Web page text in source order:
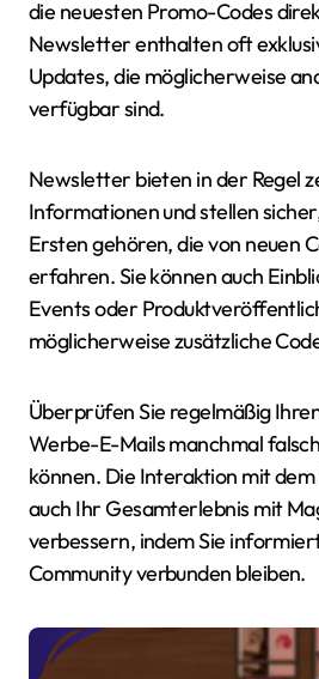
die neuesten Promo-Codes
Newsletter enthalten oft
Updates, die möglicherweise
verfügbar sind.
Newsletter bieten in der Regel
Informationen und stellen
Ersten gehören, die von neuen
erfahren. Sie können auch
Events oder
möglicherweise zusätzliche
Überprüfen Sie regelmäßig
Werbe-E-Mails manchmal
können. Die Interaktion mit
auch Ihr Gesamterlebnis mit
verbessern, indem Sie
Community verbunden bleiben.